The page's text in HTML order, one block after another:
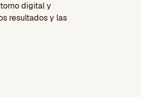
digital y
resultados y las